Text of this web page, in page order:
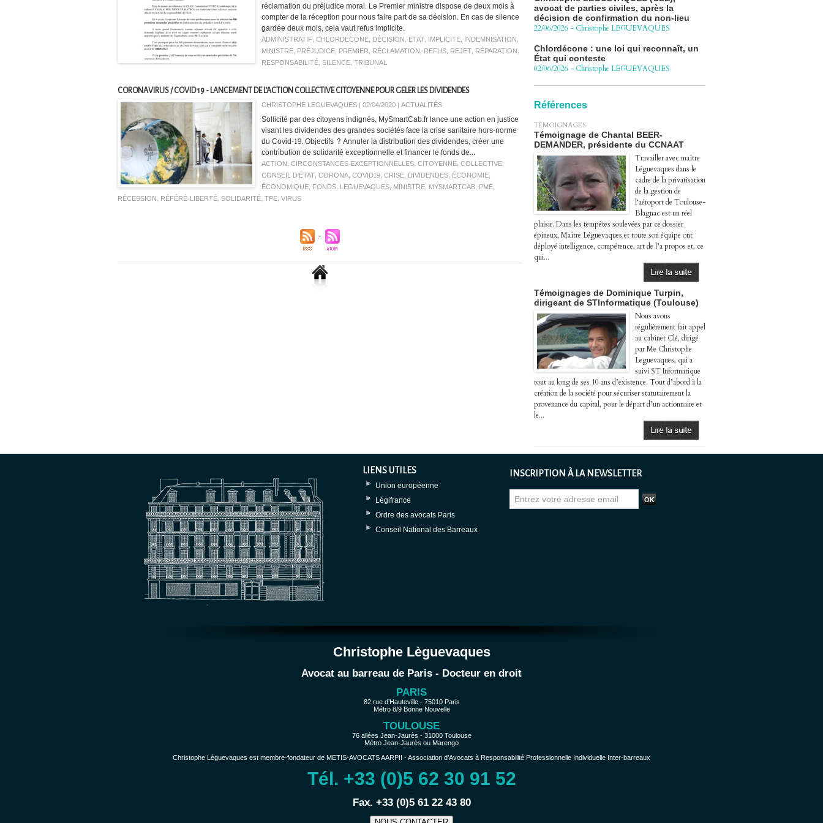
réclamation du préjudice moral. Le Premier ministre dispose de deux mois à
compter de la réception pour nous faire part de sa décision. En cas de silence
gardée deux mois, cela vaut refus implicite.
ADMINISTRATIF, CHLORDECONE, DÉCISION, ETAT, IMPLICITE, INDEMNISATION,
MINISTRE, PRÉJUDICE, PREMIER, RÉCLAMATION, REFUS, REJET, RÉPARATION,
RESPONSABILITÉ, SILENCE, TRIBUNAL
CORONAVIRUS / COVID 19 - LANCEMENT DE L’ACTION COLLECTIVE CITOYENNE POUR GELER LES DIVIDENDES
CHRISTOPHE LEGUEVAQUES | 02/04/2020 | ACTUALITÉS
Sollicité par des citoyens indignés, MySmartCab.fr lance une action en justice
visant les dividendes des grandes sociétés face la crise sanitaire hors-norme
du Covid-19. Objectifs ? Annuler la distribution des dividendes, créer une
contribution de solidarité exceptionnelle et financer le fonds de...
ACTION, CIRCONSTANCES EXCEPTIONNELLES, CITOYENNE, COLLECTIVE,
CONSEIL D'ÉTAT, CORONA, COVID19, CRISE, DIVIDENDES, ÉCONOMIE,
ÉCONOMIQUE, FONDS, LEGUEVAQUES, MINISTRE, MYSMARTCAB, PME,
RÉCESSION, RÉFÉRÉ-LIBERTÉ, SOLIDARITÉ, TPE, VIRUS
décision de confirmation du non-lieu
22/06/2026 -Christophe LEGUEVAQUES
État qui conteste
02/06/2026 -Christophe LEGUEVAQUES
BlueHDi : complément de plainte contre
27/04/2026 -Christophe LEGUEVAQUES
Péage autoroute : tout savoir (ou
presque) sur l'action collective ouverte
le 2 avril
07/04/2026 -Christophe LEGUEVAQUES
Références
TÉMOIGNAGES
Témoignage de Chantal BEER-
DEMANDER, présidente du CCNAAT
Travailler avec maître
Léguevaques dans le
cadre de la privatisation
de la gestion de
l‘aéroport de Toulouse-
Blagnac est un réel
plaisir. Dans les tempêtes soulevées par ce dossier
épineux, Maître Léguevaques et toute son équipe ont
déployé intelligence, compétence, art de l’a propos et, ce
qui...
Témoignages de Dominique Turpin,
dirigeant de STInformatique (Toulouse)
Nous avons
régulièrement fait appel
au cabinet Clé, dirigé
par Me Christophe
Leguevaques, qui a
suivi ST Informatique
tout au long de ses 10 ans d’existence. Tout d’abord à la
création de la société pour sécuriser statutairement la
provenance du capital, pour le départ d’un actionnaire et
le...
LIENS UTILES
Union européenne
Légifrance
Ordre des avocats Paris
Conseil National des Barreaux
INSCRIPTION À LA NEWSLETTER
Christophe Lèguevaques
Avocat au barreau de Paris - Docteur en droit
PARIS
82 rue d’Hauteville - 75010 Paris
Métro 8/9 Bonne Nouvelle
TOULOUSE
76 allées Jean-Jaurès - 31000 Toulouse
Métro Jean-Jaurès ou Marengo
Christophe Lèguevaques est membre-fondateur de METIS-AVOCATS AARPII - Association d’Avocats à Responsabilité Professionnelle Individuelle Inter-barreaux
Tél. +33 (0)5 62 30 91 52
−
Fax. +33 (0)5 61 22 43 80